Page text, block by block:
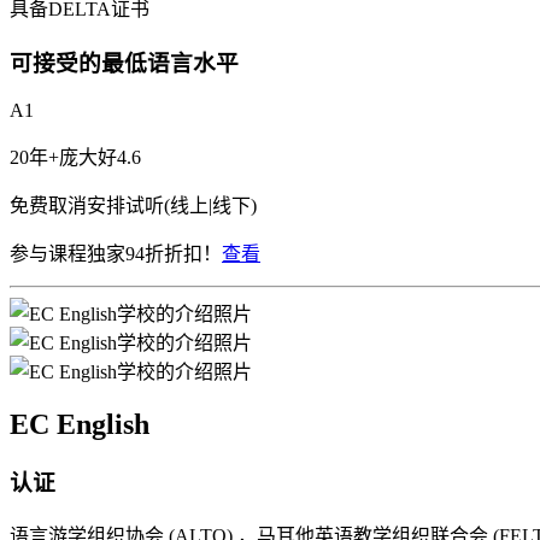
具备DELTA证书
可接受的最低语言水平
A1
20年+庞大好4.6
免费取消安排试听(线上|线下)
参与课程独家94折折扣！ 查看
EC English
认证